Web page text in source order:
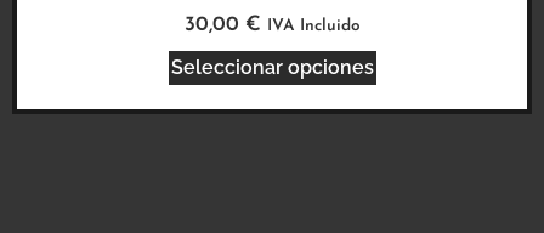
30,00 € IVA Incluido
Seleccionar opciones